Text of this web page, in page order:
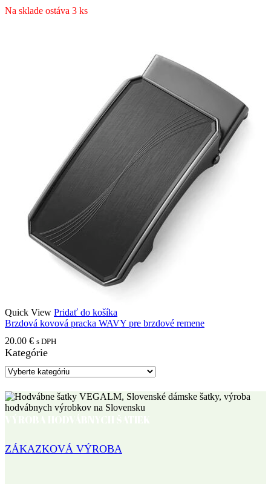
Na sklade ostáva 3 ks
Quick View Pridať do košíka
Brzdová kovová pracka WAVY pre brzdové remene
20.00 € s DPH
Kategórie
ZÁKAZKOVÁ VÝROBA